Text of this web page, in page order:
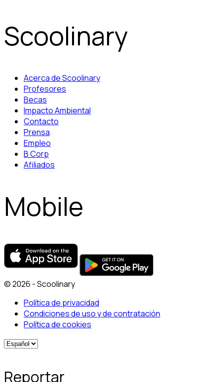
Scoolinary
Acerca de Scoolinary
Profesores
Becas
Impacto Ambiental
Contacto
Prensa
Empleo
B Corp
Afiliados
Mobile
© 2026 - Scoolinary
Política de privacidad
Condiciones de uso y de contratación
Política de cookies
Reportar